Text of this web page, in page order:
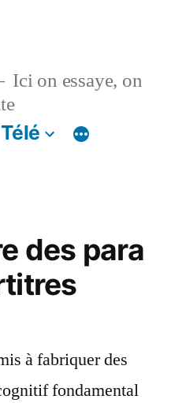
Ici on essaye, on
des para
à fabriquer des
fondamental